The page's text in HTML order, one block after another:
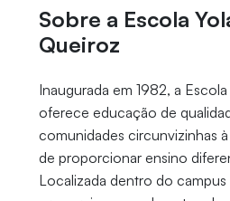
Sobre a Escola
Queiroz
Inaugurada em 1982, a
oferece educação de
comunidades circunvizinhas
de proporcionar ensino
Localizada dentro do campus